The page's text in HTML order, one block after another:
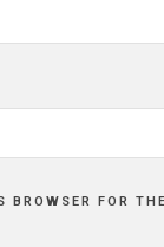
FOR